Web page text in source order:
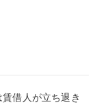
借人が立ち退き